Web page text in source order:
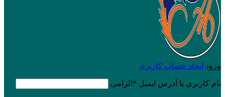
ورود ایجاد حساب کاربری
نام کاربری یا آدرس ایمیل * الزامی